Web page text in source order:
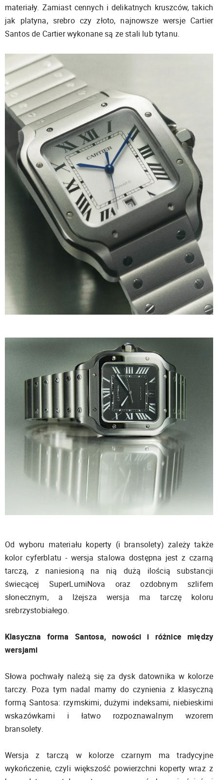
materiały. Zamiast cennych i delikatnych kruszców, takich
jak platyna, srebro czy złoto, najnowsze wersje Cartier
Santos de Cartier wykonane są ze stali lub tytanu.
Od wyboru materiału koperty (i bransolety) zależy także
kolor cyferblatu - wersja stalowa dostępna jest z czarną
tarczą, z naniesioną na nią dużą ilością substancji
świecącej SuperLumiNova oraz ozdobnym szlifem
słonecznym, a lżejsza wersja ma tarczę koloru
srebrzystobiałego.
Klasyczna forma Santosa, nowości i różnice między
wersjami
Słowa pochwały należą się za dysk datownika w kolorze
tarczy. Poza tym nadal mamy do czynienia z klasyczną
formą Santosa: rzymskimi, dużymi indeksami, niebieskimi
wskazówkami i łatwo rozpoznawalnym wzorem
bransolety.
Wersja z tarczą w kolorze czarnym ma tradycyjne
wykończenie, czyli większość powierzchni koperty wraz z